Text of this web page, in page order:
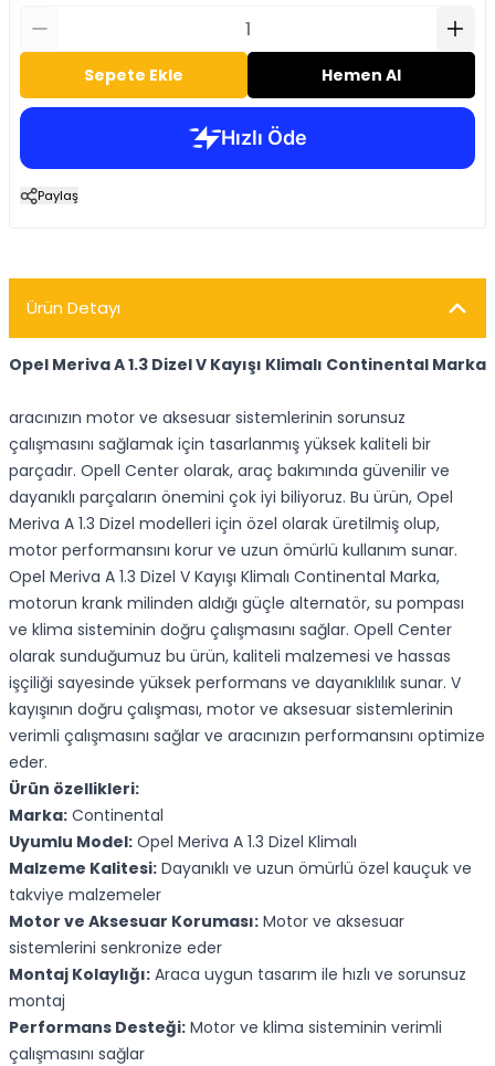
Sepete Ekle Hemen Al
Paylaş
Ürün Detayı
Opel Meriva A 1.3 Dizel V Kayışı Klimalı Continental Marka
aracınızın motor ve aksesuar sistemlerinin sorunsuz
çalışmasını sağlamak için tasarlanmış yüksek kaliteli bir
parçadır. Opell Center olarak, araç bakımında güvenilir ve
dayanıklı parçaların önemini çok iyi biliyoruz. Bu ürün, Opel
Meriva A 1.3 Dizel modelleri için özel olarak üretilmiş olup,
motor performansını korur ve uzun ömürlü kullanım sunar.
Opel Meriva A 1.3 Dizel V Kayışı Klimalı Continental Marka,
motorun krank milinden aldığı güçle alternatör, su pompası
ve klima sisteminin doğru çalışmasını sağlar. Opell Center
olarak sunduğumuz bu ürün, kaliteli malzemesi ve hassas
işçiliği sayesinde yüksek performans ve dayanıklılık sunar. V
kayışının doğru çalışması, motor ve aksesuar sistemlerinin
verimli çalışmasını sağlar ve aracınızın performansını optimize
eder.
Ürün özellikleri:
Marka: Continental
Uyumlu Model: Opel Meriva A 1.3 Dizel Klimalı
Malzeme Kalitesi: Dayanıklı ve uzun ömürlü özel kauçuk ve
takviye malzemeler
Motor ve Aksesuar Koruması: Motor ve aksesuar
sistemlerini senkronize eder
Montaj Kolaylığı: Araca uygun tasarım ile hızlı ve sorunsuz
montaj
Performans Desteği: Motor ve klima sisteminin verimli
çalışmasını sağlar